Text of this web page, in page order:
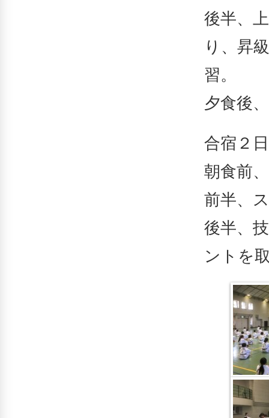
後半、
り、昇
習。
夕食後
合宿２
朝食前
前半、
後半、
ントを